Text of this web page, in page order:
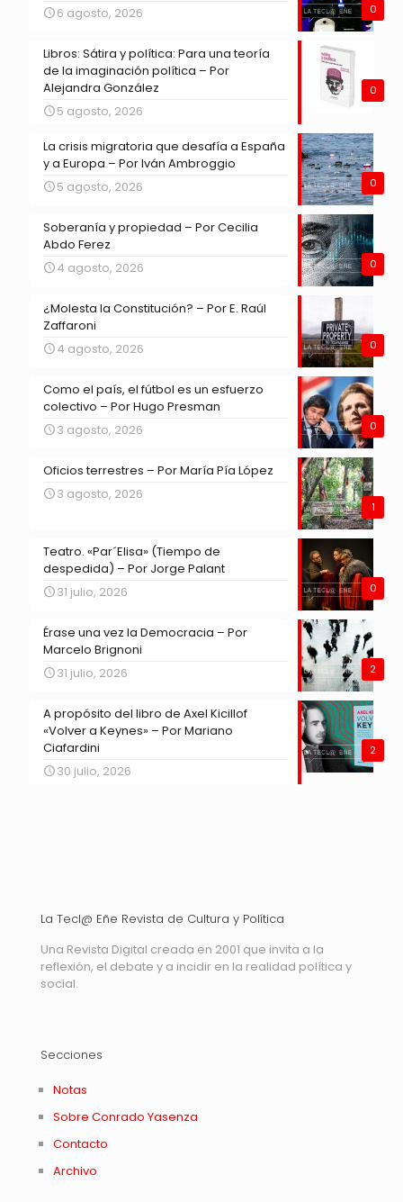
0
6 agosto, 2026
0
Libros: Sátira y política: Para una teoría
de la imaginación política – Por
Alejandra González
5 agosto, 2026
0
La crisis migratoria que desafía a España
y a Europa – Por Iván Ambroggio
5 agosto, 2026
0
Soberanía y propiedad – Por Cecilia
Abdo Ferez
4 agosto, 2026
0
¿Molesta la Constitución? – Por E. Raúl
Zaffaroni
4 agosto, 2026
0
Como el país, el fútbol es un esfuerzo
colectivo – Por Hugo Presman
3 agosto, 2026
1
Oficios terrestres – Por María Pía López
3 agosto, 2026
0
Teatro. «Par´Elisa» (Tiempo de
despedida) – Por Jorge Palant
31 julio, 2026
2
Érase una vez la Democracia – Por
Marcelo Brignoni
31 julio, 2026
2
A propósito del libro de Axel Kicillof
«Volver a Keynes» – Por Mariano
Ciafardini
30 julio, 2026
La Tecl@ Eñe Revista de Cultura y Política
Una Revista Digital creada en 2001 que invita a la
reflexión, el debate y a incidir en la realidad política y
social.
Secciones
Notas
Sobre Conrado Yasenza
Contacto
Archivo